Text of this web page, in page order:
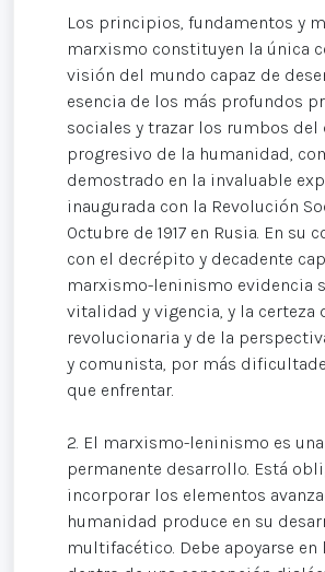
Los principios, fundamentos y
marxismo constituyen la única
visión del mundo capaz de
esencia de los más profundos
sociales y trazar los rumbos del
progresivo de la humanidad,
demostrado en la invaluable
inaugurada con la Revolución
Octubre de 1917 en Rusia. En su
con el decrépito y decadente
marxismo-leninismo evidencia
vitalidad y vigencia, y la certeza
revolucionaria y de la
y comunista, por más
que enfrentar.
2. El marxismo-leninismo es
permanente desarrollo. Está
incorporar los elementos
humanidad produce en su
multifacético. Debe apoyarse en